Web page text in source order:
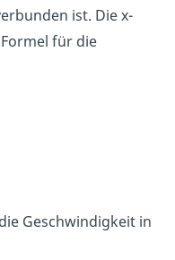
ist. Die x-
für die
Geschwindigkeit in